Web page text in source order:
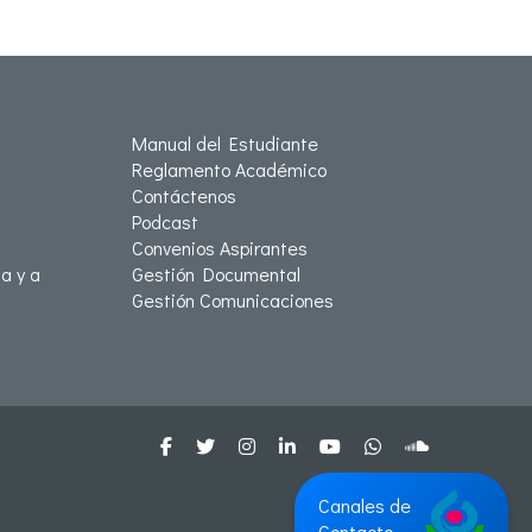
y a
Manual del Estudiante
Reglamento Académico
Contáctenos
Podcast
Convenios Aspirantes
Gestión Documental
Gestión Comunicaciones
Canales de